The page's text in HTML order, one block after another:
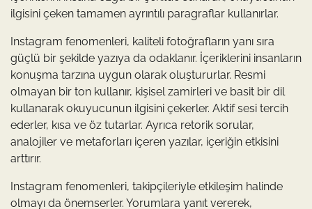
ilgisini çeken tamamen ayrıntılı paragraflar kullanırlar.
Instagram fenomenleri, kaliteli fotoğrafların yanı sıra
güçlü bir şekilde yazıya da odaklanır. İçeriklerini insanların
konuşma tarzına uygun olarak oluştururlar. Resmi
olmayan bir ton kullanır, kişisel zamirleri ve basit bir dil
kullanarak okuyucunun ilgisini çekerler. Aktif sesi tercih
ederler, kısa ve öz tutarlar. Ayrıca retorik sorular,
analojiler ve metaforları içeren yazılar, içeriğin etkisini
arttırır.
Instagram fenomenleri, takipçileriyle etkileşim halinde
olmayı da önemserler. Yorumlara yanıt vererek,